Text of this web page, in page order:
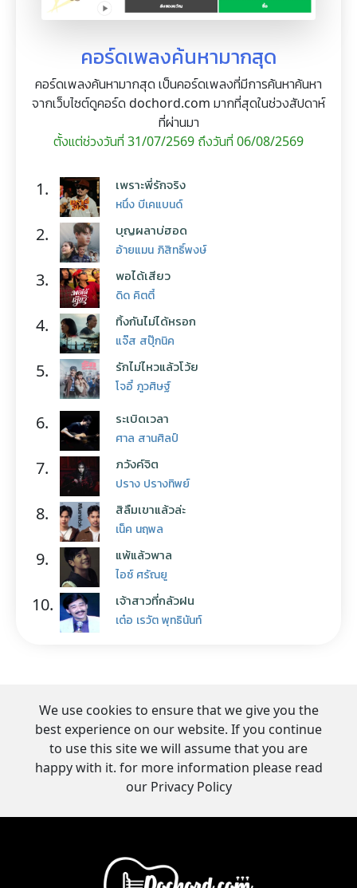
คอร์ดเพลงค้นหามากสุด
คอร์ดเพลงค้นหามากสุด เป็นคอร์ดเพลงที่มีการค้นหาค้นหา
จากเว็บไซต์ดูคอร์ด dochord.com มากที่สุดในช่วงสัปดาห์
ที่ผ่านมา
ตั้งแต่ช่วงวันที่ 31/07/2569 ถึงวันที่ 06/08/2569
1. เพราะพี่รักจริง
หนึ่ง บีเคแบนด์
2. บุญผลาบ่ฮอด
อ้ายแมน ภิสิทธิ์พงษ์
3. พอได้เสียว
ดิด คิตตี้
4. ทิ้งกันไม่ได้หรอก
แจ๊ส สปุ๊กนิค
5. รักไม่ไหวแล้วโว้ย
โจอี้ ภูวศิษฐ์
6. ระเบิดเวลา
ศาล สานศิลป์
7. ภวังค์จิต
ปราง ปรางทิพย์
8. สิลืมเขาแล้วล่ะ
เน็ค นฤพล
9. แพ้แล้วพาล
ไอซ์ ศรัณยู
10. เจ้าสาวที่กลัวฝน
เต๋อ เรวัต พุทธินันท์
We use cookies to ensure that we give you the
best experience on our website. If you continue
to use this site we will assume that you are
happy with it. for more information please read
our Privacy Policy